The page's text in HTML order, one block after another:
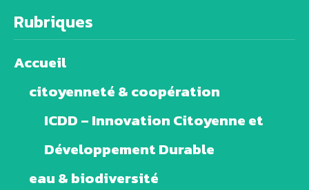
Rubriques
Accueil
citoyenneté & coopération
ICDD – Innovation Citoyenne et
Développement Durable
eau & biodiversité